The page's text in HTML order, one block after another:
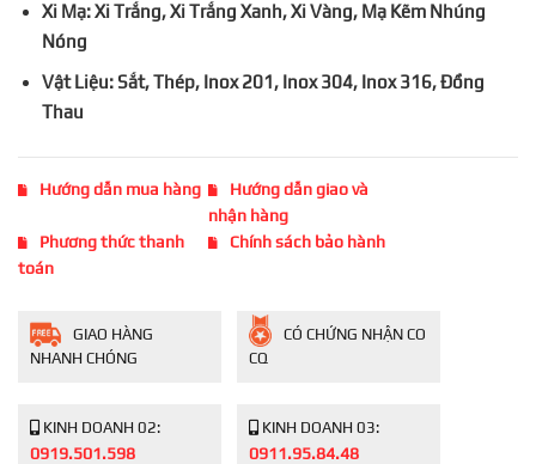
Xi Mạ: Xi Trắng, Xi Trắng Xanh, Xi Vàng, Mạ Kẽm Nhúng
Nóng
Vật Liệu: Sắt, Thép, Inox 201, Inox 304, Inox 316, Đồng
Thau
Hướng dẫn mua hàng
Hướng dẫn giao và
nhận hàng
Phương thức thanh
toán
Chính sách bảo hành
GIAO HÀNG
NHANH CHÓNG
CÓ CHỨNG NHẬN CO
CQ
KINH DOANH 02:
0919.501.598
KINH DOANH 03:
0911.95.84.48